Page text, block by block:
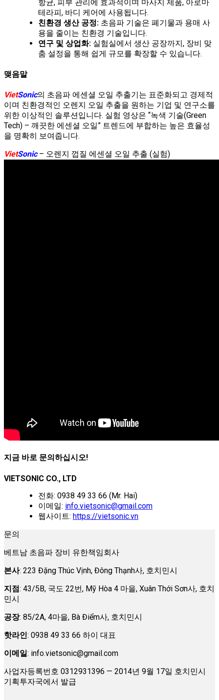
항균, 피부 관리에 효과적이며 마사지 제품, 아로마
테라피, 바디 케어에 사용됩니다.
친환경 생산 공정: 초음파 기술은 폐기물과 용매 사
용을 줄이는 친환경 기술입니다.
연구 및 상업화: 실험실에서 생산 공장까지, 장비 맞
춤 설정을 통해 쉽게 규모를 확장할 수 있습니다.
맺음말
VietSonic의 초음파 에센셜 오일 추출기는 표준화되고 경제적
이며 친환경적인 오렌지 오일 추출을 원하는 기업 및 연구소를
위한 이상적인 솔루션입니다. 실험 영상은 “녹색 기술(Green
Tech) – 깨끗한 에센셜 오일” 트렌드에 부합하는 높은 효율성
을 명확히 보여줍니다.
VietSonic– 오렌지 껍질 에센셜 오일 추출 (실험)
지금 바로 문의하십시오!
VIETSONIC CO., LTD
전화: 0938 49 33 66 (Mr. Hai)
이메일: info.vietsonic@gmail.com
웹사이트: https://vietsonic.vn
문의
베트남 초음파 장비 유한책임회사
본사: 223 Đặng Thúc Vịnh, Đông Thạnh사, 호치민시
지점: 43/5B, 국도 22번, Mỹ Hòa 4 마을, Xuân Thới Sơn사, 호치
민시
공장: 85/2A, 4마을, Bà Điểm사, 호치민시
핫라인: 0938 49 33 66 하이 대표
이메일: info.vietsonic@gmail.com
사업자등록번호 0312931396 — 2014년 9월 17일 호치민시
기획투자국에서 발급